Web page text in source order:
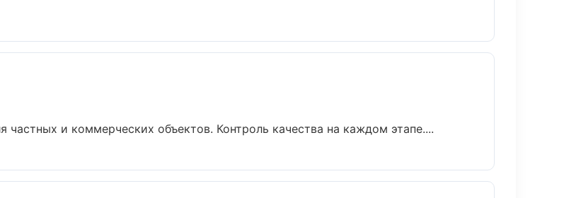
и коммерческих объектов. Контроль качества на каждом этапе....